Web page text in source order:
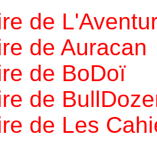
de
de Auracan
de BoDoï
de
de Les